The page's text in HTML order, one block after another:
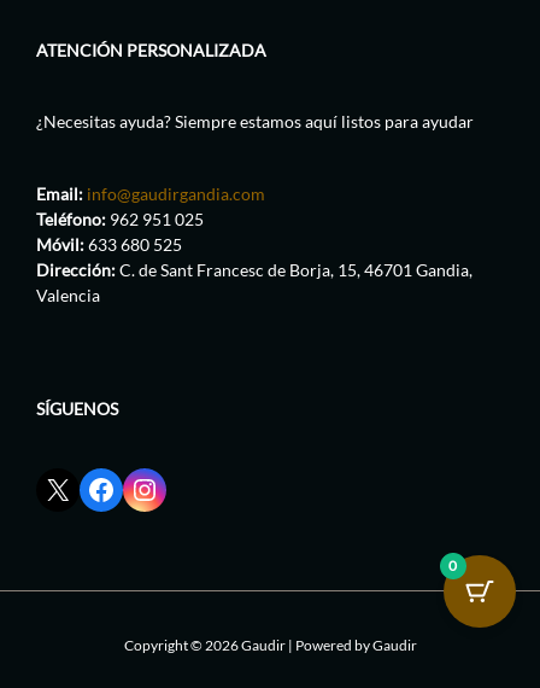
ATENCIÓN PERSONALIZADA
¿Necesitas ayuda? Siempre estamos aquí listos para ayudar
Email: info@gaudirgandia.com
Teléfono: 962 951 025
Móvil:633 680 525
Dirección:C. de Sant Francesc de Borja, 15, 46701 Gandia,
Valencia
SÍGUENOS
Enlace
red
Enlace
de
Enlace
Copyright © 2026 Gaudir | Powered by Gaudir
0